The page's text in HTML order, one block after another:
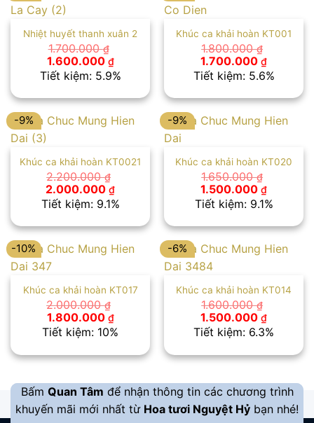
Nhiệt huyết thanh xuân 2
1.700.000₫
Giá
gốc
là:
1.600.000 ₫Giá
hiện
tại
1.600.000 ₫.
Tiết kiệm: 5.9%
Khúc ca khải hoàn KT001
1.800.000₫
Giá
gốc
là:
1.700.000 ₫Giá
hiện
tại
Tiết kiệm: 5.6%
-9%
Khúc ca khải hoàn KT0021
2.200.000₫
Giá
gốc
là:
2.000.000 ₫Giá
hiện
tại
2.000.000 ₫.
Tiết kiệm: 9.1%
-9%
Khúc ca khải hoàn KT020
1.650.000₫
Giá
gốc
là:
1.500.000 ₫Giá
hiện
tại
Tiết kiệm: 9.1%
-10%
Khúc ca khải hoàn KT017
2.000.000₫
Giá
gốc
là:
1.800.000 ₫Giá
hiện
tại
1.800.000 ₫.
Tiết kiệm: 10%
-6%
Khúc ca khải hoàn KT014
1.600.000₫
Giá
gốc
là:
1.500.000 ₫Giá
hiện
tại
Tiết kiệm: 6.3%
Bấm Quan Tâm để nhận thông tin các chương trình
khuyến mãi mới nhất từ Hoa tươi Nguyệt Hỷ bạn nhé!